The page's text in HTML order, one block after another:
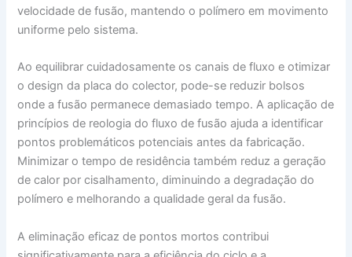
velocidade de fusão, mantendo o polímero em movimento
uniforme pelo sistema.
Ao equilibrar cuidadosamente os canais de fluxo e otimizar
o design da placa do colector, pode-se reduzir bolsos
onde a fusão permanece demasiado tempo. A aplicação de
princípios de reologia do fluxo de fusão ajuda a identificar
pontos problemáticos potenciais antes da fabricação.
Minimizar o tempo de residência também reduz a geração
de calor por cisalhamento, diminuindo a degradação do
polímero e melhorando a qualidade geral da fusão.
A eliminação eficaz de pontos mortos contribui